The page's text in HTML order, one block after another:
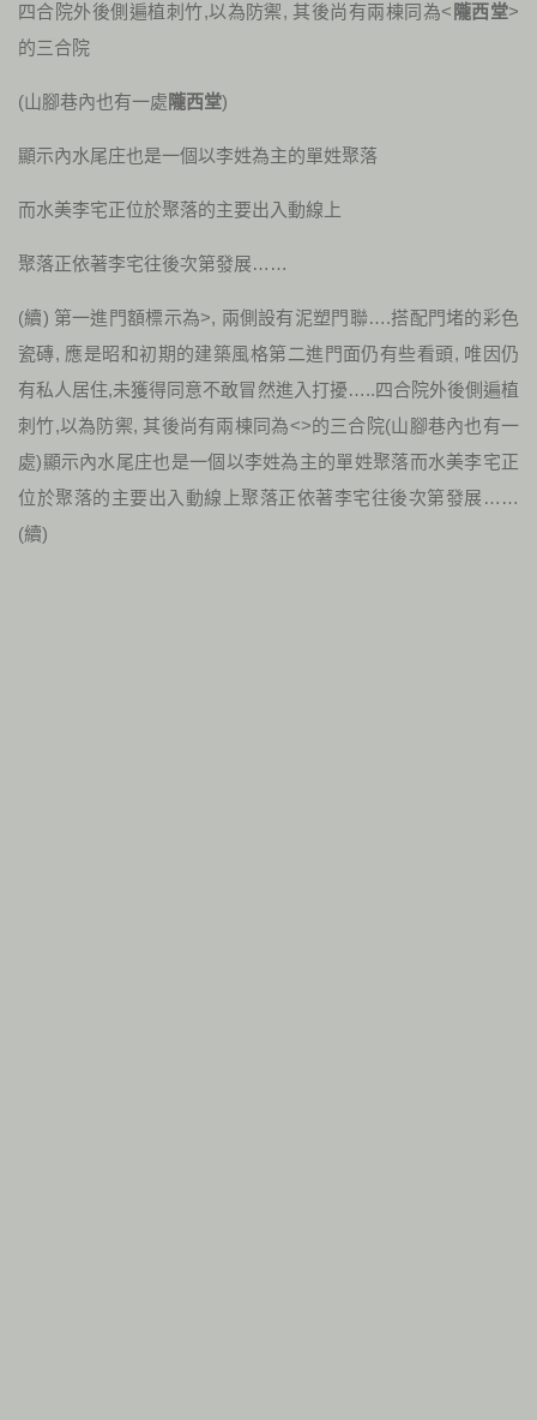
四合院外後側遍植刺竹,以為防禦, 其後尚有兩棟同為< 隴西堂>
的三合院
(山腳巷內也有一處隴西堂)
顯示內水尾庄也是一個以李姓為主的單姓聚落
而水美李宅正位於聚落的主要出入動線上
聚落正依著李宅往後次第發展……
(續) 第一進門額標示為>, 兩側設有泥塑門聯….搭配門堵的彩色
瓷磚, 應是昭和初期的建築風格第二進門面仍有些看頭, 唯因仍
有私人居住,未獲得同意不敢冒然進入打擾…..四合院外後側遍植
刺竹,以為防禦, 其後尚有兩棟同為<>的三合院(山腳巷內也有一
處)顯示內水尾庄也是一個以李姓為主的單姓聚落而水美李宅正
位於聚落的主要出入動線上聚落正依著李宅往後次第發展……
(續)